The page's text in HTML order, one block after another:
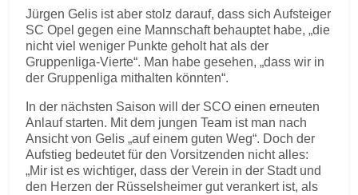
Jürgen Gelis ist aber stolz darauf, dass sich Aufsteiger
SC Opel gegen eine Mannschaft behauptet habe, „die
nicht viel weniger Punkte geholt hat als der
Gruppenliga-Vierte“. Man habe gesehen, „dass wir in
der Gruppenliga mithalten könnten“.
In der nächsten Saison will der SCO einen erneuten
Anlauf starten. Mit dem jungen Team ist man nach
Ansicht von Gelis „auf einem guten Weg“. Doch der
Aufstieg bedeutet für den Vorsitzenden nicht alles:
„Mir ist es wichtiger, dass der Verein in der Stadt und
den Herzen der Rüsselsheimer gut verankert ist, als